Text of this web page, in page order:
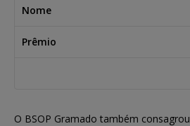
O BSOP Gramado também consagrou